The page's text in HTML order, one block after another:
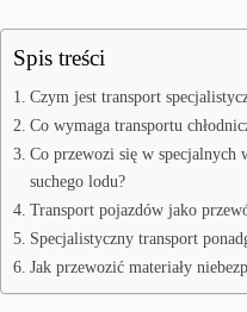
Spis treści
Czym jest transport
Co wymaga transportu
Co przewozi się w specjalnych
suchego lodu?
Transport pojazdów jako
Specjalistyczny transport
Jak przewozić materiały